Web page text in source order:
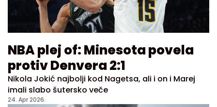
NBA plej of: Minesota povela
protiv Denvera 2:1
Nikola Jokić najbolji kod Nagetsa, ali i on i Marej
imali slabo šutersko veče
24. Apr 2026.